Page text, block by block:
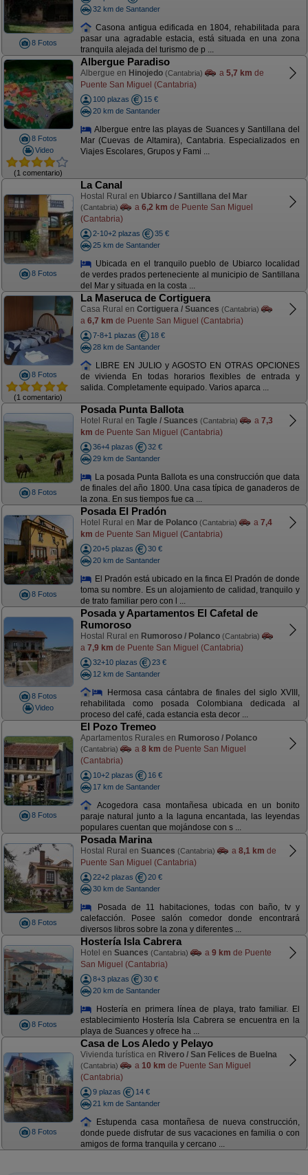
8 Fotos
32 km de Santander
Casona antigua edificada en 1804, rehabilitada para
pasar una agradable estacia, está situada en una zona
tranquila alejada del turismo de p ...
8 Fotos
Video
(1 comentario)
Albergue Paradiso
Albergue en Hinojedo (Cantabria) a 5,7 km de
Puente San Miguel (Cantabria)
100 plazas
15 €
20 km de Santander
Albergue entre las playas de Suances y Santillana del
Mar (Cuevas de Altamira), Cantabria. Especializados en
Viajes Escolares, Grupos y Fami ...
8 Fotos
La Canal
Hostal Rural en Ubiarco / Santillana del Mar
(Cantabria) a 6,2 km de Puente San Miguel
(Cantabria)
2-10+2 plazas
35 €
25 km de Santander
Ubicada en el tranquilo pueblo de Ubiarco localidad
de verdes prados perteneciente al municipio de Santillana
del Mar y situada en la costa ...
8 Fotos
(1 comentario)
La Maseruca de Cortiguera
Casa Rural en Cortiguera / Suances (Cantabria)
a 6,7 km de Puente San Miguel (Cantabria)
7-8+1 plazas
18 €
28 km de Santander
LIBRE EN JULIO y AGOSTO EN OTRAS OPCIONES
de vivienda En todas horarios flexibles de entrada y
salida. Completamente equipado. Varios aparca ...
8 Fotos
Posada Punta Ballota
Hotel Rural en Tagle / Suances (Cantabria) a 7,3
km de Puente San Miguel (Cantabria)
36+4 plazas
32 €
29 km de Santander
La posada Punta Ballota es una construcción que data
de finales del año 1800. Una casa típica de ganaderos de
la zona. En sus tiempos fue ca ...
8 Fotos
Posada El Pradón
Hotel Rural en Mar de Polanco (Cantabria) a 7,4
km de Puente San Miguel (Cantabria)
20+5 plazas
30 €
20 km de Santander
El Pradón está ubicado en la finca El Pradón de donde
toma su nombre. Es un alojamiento de calidad, tranquilo y
de trato familiar pero con l ...
8 Fotos
Video
Posada y Apartamentos El Cafetal de
Rumoroso
Hostal Rural en Rumoroso / Polanco (Cantabria)
a 7,9 km de Puente San Miguel (Cantabria)
32+10 plazas
23 €
12 km de Santander
Hermosa casa cántabra de finales del siglo XVIII,
rehabilitada como posada Colombiana dedicada al
proceso del café, cada estancia esta decor ...
8 Fotos
El Pozo Tremeo
Apartamentos Rurales en Rumoroso / Polanco
(Cantabria) a 8 km de Puente San Miguel
(Cantabria)
10+2 plazas
16 €
17 km de Santander
Acogedora casa montañesa ubicada en un bonito
paraje natural junto a la laguna encantada, las leyendas
populares cuentan que mojándose con s ...
8 Fotos
Posada Marina
Hostal Rural en Suances (Cantabria) a 8,1 km de
Puente San Miguel (Cantabria)
22+2 plazas
20 €
30 km de Santander
Posada de 11 habitaciones, todas con baño, tv y
calefacción. Posee salón comedor donde encontrará
diversos libros sobre la zona y diferentes ...
8 Fotos
Hostería Isla Cabrera
Hotel en Suances (Cantabria) a 9 km de Puente
San Miguel (Cantabria)
8+3 plazas
30 €
20 km de Santander
Hostería en primera línea de playa, trato familiar. El
establecimiento Hostería Isla Cabrera se encuentra en la
playa de Suances y ofrece ha ...
8 Fotos
Casa de Los Aledo y Pelayo
Vivienda turística en Rivero / San Felices de Buelna
(Cantabria) a 10 km de Puente San Miguel
(Cantabria)
9 plazas
14 €
21 km de Santander
Estupenda casa montañesa de nueva construcción,
donde puede disfrutar de sus vacaciones en familia o con
amigos de forma tranquila y cercano ...